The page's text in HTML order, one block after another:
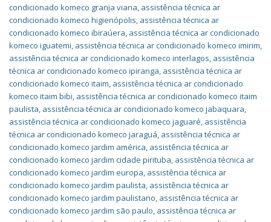
condicionado komeco granja viana, assistência técnica ar
condicionado komeco higienópolis, assistência técnica ar
condicionado komeco ibiraúera, assistência técnica ar condicionado
komeco iguatemi, assistência técnica ar condicionado komeco imirim,
assistência técnica ar condicionado komeco interlagos, assistência
técnica ar condicionado komeco ipiranga, assistência técnica ar
condicionado komeco itaim, assistência técnica ar condicionado
komeco itaim bibi, assistência técnica ar condicionado komeco itaim
paulista, assistência técnica ar condicionado komeco jabaquara,
assistência técnica ar condicionado komeco jaguaré, assistência
técnica ar condicionado komeco jaraguá, assistência técnica ar
condicionado komeco jardim américa, assistência técnica ar
condicionado komeco jardim cidade pirituba, assistência técnica ar
condicionado komeco jardim europa, assistência técnica ar
condicionado komeco jardim paulista, assistência técnica ar
condicionado komeco jardim paulistano, assistência técnica ar
condicionado komeco jardim são paulo, assistência técnica ar